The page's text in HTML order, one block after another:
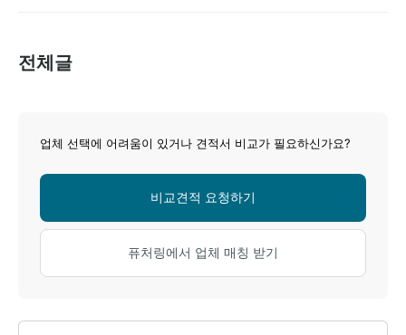
전체글
업체 선택에 어려움이 있거나 견적서 비교가 필요하신가요?
비교견적 요청하기
퓨처링에서 업체 매칭 받기